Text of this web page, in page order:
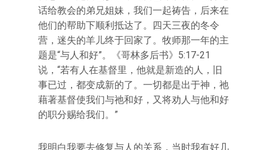
话给教会的弟兄姐妹，我们一起祷告，后来在
他们的帮助下顺利抵达了。四天三夜的冬令
营，迷失的羊儿终于回家了。牧师那一年的主
题是“与人和好”。《哥林多后书》5:17-21
说，“若有人在基督里，他就是新造的人，旧
事已过，都变成新的了。一切都是出于神，祂
藉著基督使我们与祂和好，又将劝人与他和好
的职分赐给我们。”
我明白我要去修复与人的关系，当时我有好几